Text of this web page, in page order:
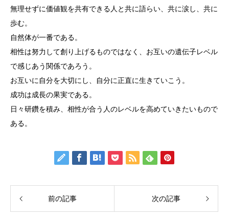
無理せずに価値観を共有できる人と共に語らい、共に涙し、共に
歩む。
自然体が一番である。
相性は努力して創り上げるものではなく、お互いの遺伝子レベル
で感じあう関係であろう。
お互いに自分を大切にし、自分に正直に生きていこう。
成功は成長の果実である。
日々研鑽を積み、相性が合う人のレベルを高めていきたいもので
ある。
前の記事 次の記事